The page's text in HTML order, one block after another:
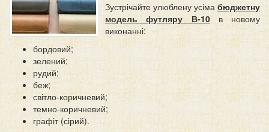
Зустрічайте улюблену усіма бюджетну
модель футляру В-10в новому
виконанні:
бордовий;
зелений;
рудий;
беж;
світло-коричневий;
темно-коричневий;
графіт (сірий).